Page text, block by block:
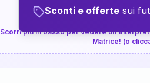
👇 P.S. Interpretazione
Scorri più in basso per vedere
Matrice! (o
Sconti e offerte sui